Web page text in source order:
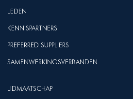
LEDEN
KENNISPARTNERS
PREFERRED SUPPLIERS
SAMENWERKINGSVERBANDEN
LIDMAATSCHAP